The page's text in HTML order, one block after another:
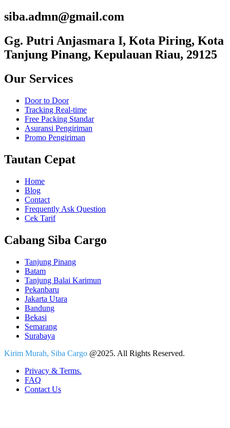
siba.admn@gmail.com
Gg. Putri Anjasmara I, Kota Piring, Kota
Tanjung Pinang, Kepulauan Riau, 29125
Our Services
Door to Door
Tracking Real-time
Free Packing Standar
Asuransi Pengiriman
Promo Pengiriman
Tautan Cepat
Home
Blog
Contact
Frequently Ask Question
Cek Tarif
Cabang Siba Cargo
Tanjung Pinang
Batam
Tanjung Balai Karimun
Pekanbaru
Jakarta Utara
Bandung
Bekasi
Semarang
Surabaya
Kirim Murah, Siba Cargo @2025. All Rights Reserved.
Privacy & Terms.
FAQ
Contact Us